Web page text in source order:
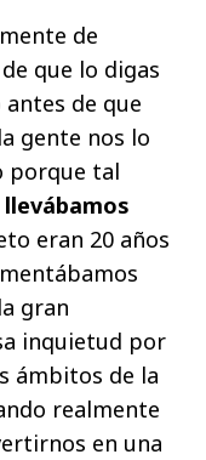
de
que lo digas
de que
gente nos lo
porque tal
eran 20 años
gran
inquietud por
ámbitos de la
realmente
en una